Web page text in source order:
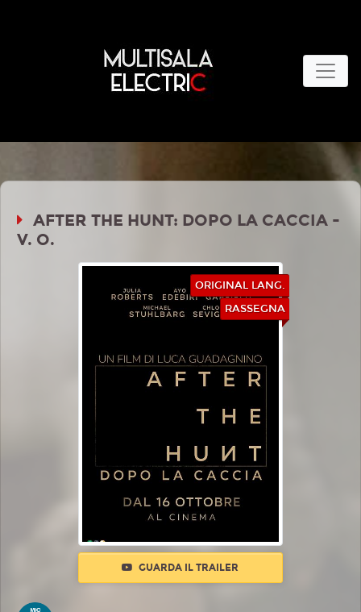
AFTER THE HUNT: DOPO LA CACCIA -
V. O.
ORIGINAL LANG.
RASSEGNA
GUARDA IL TRAILER